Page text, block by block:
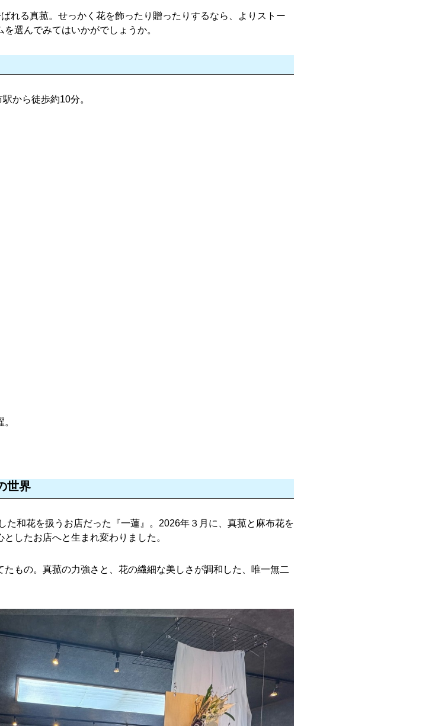
れる真菰。せっかく花を飾ったり贈ったりするなら、よりストー
選んでみてはいかがでしょうか。
から徒歩約10分。
世界
た和花を扱うお店だった『一蓮』。2026年３月に、真菰と麻布花を
したお店へと生まれ変わりました。
もの。真菰の力強さと、花の繊細な美しさが調和した、唯一無二